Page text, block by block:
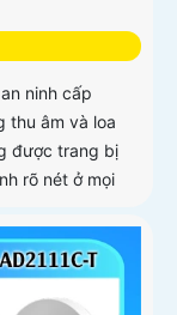
ninh cấp
thu âm và loa
được trang bị
rõ nét ở mọi